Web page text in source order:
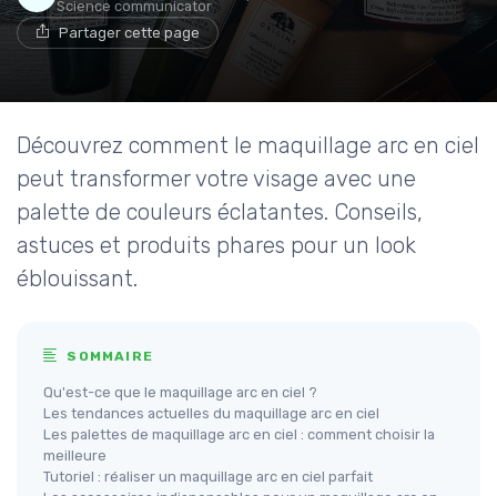
Science communicator
Partager cette page
Découvrez comment le maquillage arc en ciel
peut transformer votre visage avec une
palette de couleurs éclatantes. Conseils,
astuces et produits phares pour un look
éblouissant.
SOMMAIRE
Qu'est-ce que le maquillage arc en ciel ?
Les tendances actuelles du maquillage arc en ciel
Les palettes de maquillage arc en ciel : comment choisir la
meilleure
Tutoriel : réaliser un maquillage arc en ciel parfait